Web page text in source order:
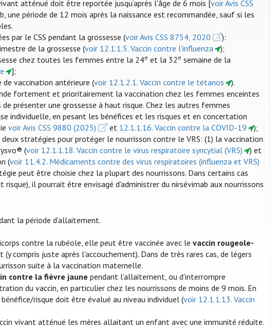
atténué doit être reportée jusqu’après l'âge de 6 mois [voir Avis CSS
une période de 12 mois après la naissance est recommandée, sauf si les
par le CSS pendant la grossesse (voir Avis CSS 8754, 2020
):
de la grossesse (voir 12.1.1.5. Vaccin contre l'influenza
);
chez toutes les femmes entre la 24e et la 32 e semaine de la
];
de vaccination antérieure (voir 12.1.2.1. Vaccin contre le tétanos
).
fortement et prioritairement la vaccination chez les femmes enceintes
présenter une grossesse à haut risque. Chez les autres femmes
individuelle, en pesant les bénéfices et les risques et en concertation
voir Avis CSS 9880 (2025) et 12.1.1.16. Vaccin contre la COVID-19
);
stratégies pour protéger le nourrisson contre le VRS: (1) la vaccination
(voir 12.1.1.18. Vaccin contre le virus respiratoire syncytial (VRS)
) et
(voir 11.4.2. Médicaments contre des virus respiratoires (influenza et VRS)
peut être choisie chez la plupart des nourrissons. Dans certains cas
il pourrait être envisagé d'administrer du nirsévimab aux nourrissons
la période d'allaitement.
contre la rubéole, elle peut être vaccinée avec le vaccin rougeole-
compris juste après l'accouchement). Dans de très rares cas, de légers
suite à la vaccination maternelle.
contre la fièvre jaune pendant l’allaitement, ou d’interrompre
du vaccin, en particulier chez les nourrissons de moins de 9 mois. En
risque doit être évalué au niveau individuel (voir 12.1.1.13. Vaccin
vivant atténué les mères allaitant un enfant avec une immunité réduite.